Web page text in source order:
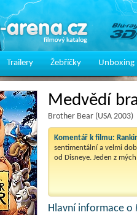
Trailery Žebříčky Unboxing
Medvědí
Brother Bear (USA 2003)
Komentář k filmu:
sentimentální a velmi
od Disneye. Jeden z
Hlavní informace o